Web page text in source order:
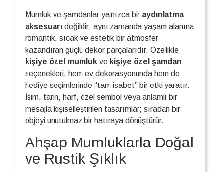
Mumluk ve şamdanlar yalnızca bir aydınlatma
aksesuarı değildir; aynı zamanda yaşam alanına
romantik, sıcak ve estetik bir atmosfer
kazandıran güçlü dekor parçalarıdır. Özellikle
kişiye özel mumluk ve kişiye özel şamdan
seçenekleri, hem ev dekorasyonunda hem de
hediye seçimlerinde “tam isabet” bir etki yaratır.
İsim, tarih, harf, özel sembol veya anlamlı bir
mesajla kişiselleştirilen tasarımlar; sıradan bir
objeyi unutulmaz bir hatıraya dönüştürür.
Ahşap Mumluklarla Doğal
ve Rustik Şıklık